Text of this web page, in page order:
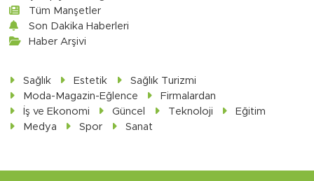
Tüm Manşetler
Son Dakika Haberleri
Haber Arşivi
Sağlık Estetik
Sağlık Turizmi
Moda-Magazin-Eğlence
Firmalardan
İş ve Ekonomi
Güncel Teknoloji
Eğitim
Medya
Spor Sanat